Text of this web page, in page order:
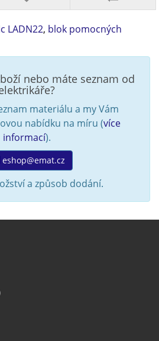
LADN22, blok pomocných
nebo máte seznam od
materiálu a my Vám
nabídku na míru (více
informací).
eshop@emat.cz
a způsob dodání.